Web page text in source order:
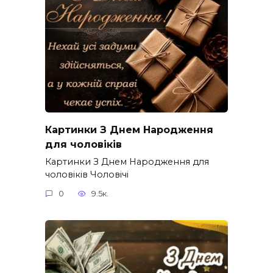
Картинки З Днем Народження
для чоловіків​
Картинки З Днем Народження для
чоловіків​ Чоловічі
0 9.5к.